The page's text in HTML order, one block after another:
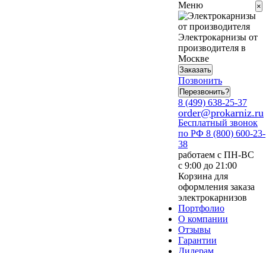
Меню
Электрокарнизы от
производителя в
Москве
Заказать
Позвонить
Перезвонить?
8 (499) 638-25-37
order@prokarniz.ru
Бесплатный звонок
по РФ 8 (800) 600-23-
38
работаем с ПН-ВС
с 9:00 до 21:00
Корзина для
оформления заказа
электрокарнизов
Портфолио
О компании
Отзывы
Гарантии
Дилерам
×